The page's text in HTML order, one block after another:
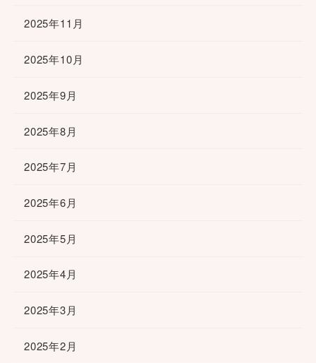
2025年11月
2025年10月
2025年9月
2025年8月
2025年7月
2025年6月
2025年5月
2025年4月
2025年3月
2025年2月